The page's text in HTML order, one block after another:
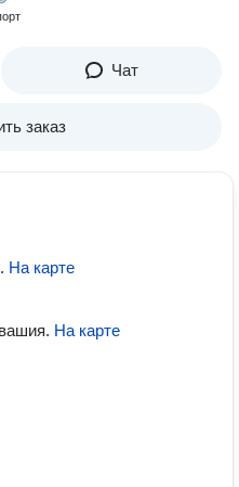
Чат
заказ
. На карте
. На карте